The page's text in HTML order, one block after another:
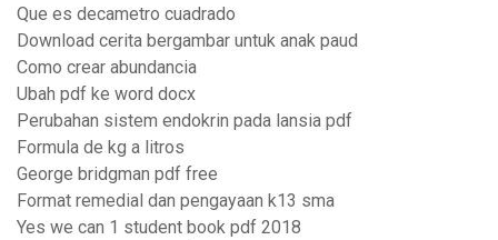
Que es decametro cuadrado
Download cerita bergambar untuk anak paud
Como crear abundancia
Ubah pdf ke word docx
Perubahan sistem endokrin pada lansia pdf
Formula de kg a litros
George bridgman pdf free
Format remedial dan pengayaan k13 sma
Yes we can 1 student book pdf 2018